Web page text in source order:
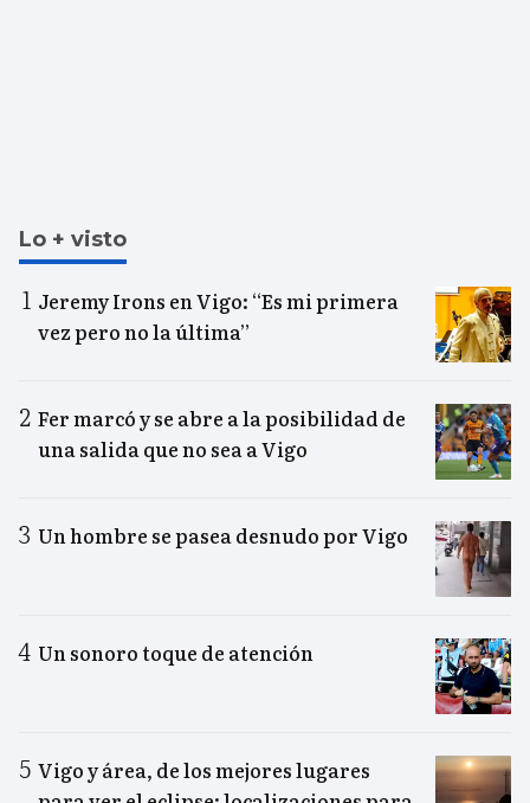
Lo + visto
Jeremy Irons en Vigo: “Es mi primera
vez pero no la última”
Fer marcó y se abre a la posibilidad de
una salida que no sea a Vigo
Un hombre se pasea desnudo por Vigo
Un sonoro toque de atención
Vigo y área, de los mejores lugares